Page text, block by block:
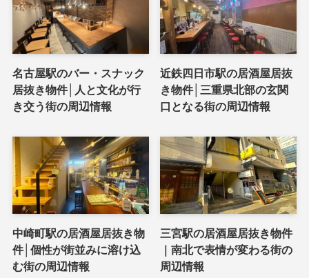
名古屋駅のバー・スナック
居抜き物件│人と文化が行
き交う街の周辺情報
近鉄四日市駅の居酒屋居抜
き物件│三重県北部の玄関
口となる街の周辺情報
中崎町駅の居酒屋居抜き物
件│個性が街並みに溶け込
む街の周辺情報
三宮駅の居酒屋居抜き物件
｜南北で表情が変わる街の
周辺情報